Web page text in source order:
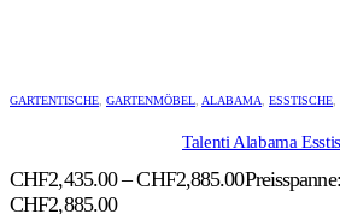
GARTENTISCHE GARTENMÖBEL ALABAMA ESSTISCHE
Talenti Alabama
CHF2,435.00 –CHF2,885.00
CHF2,885.00